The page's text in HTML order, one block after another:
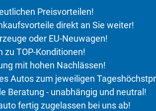
Preisvorteilen!
direkt an Sie weiter!
oder EU-Neuwagen!
zu TOP-Konditionen!
mit hohen Nachlässen!
Autos zum jeweiligen
Beratung - unabhängig und neutral!
fertig zugelassen bei uns ab!